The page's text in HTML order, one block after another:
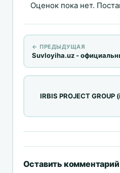
Оценок пока нет.
← ПРЕДЫДУЩАЯ
Suvloyiha.uz -
IRBIS PROJECT
Оставить комментарий